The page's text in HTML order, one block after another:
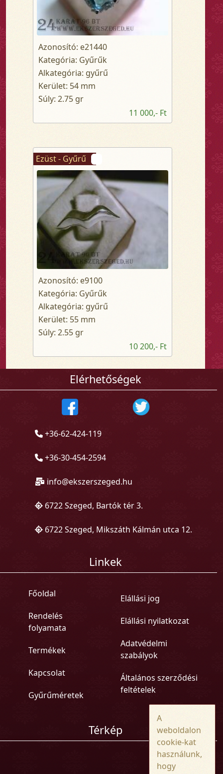
Azonosító: e21440
Kategória: Gyűrűk
Alkategória: gyűrű
Kerület: 54 mm
Súly: 2.75 gr
11 000,- Ft
Ezüst - Gyűrű
Azonosító: e9100
Kategória: Gyűrűk
Alkategória: gyűrű
Kerület: 55 mm
Súly: 2.55 gr
10 200,- Ft
Elérhetőségek
+36-62-424-119
+36-30-454-2594
info@ekszerszeged.hu
6722 Szeged, Bartók tér 3.
6722 Szeged, Mikszáth Kálmán utca 12.
Linkek
Főoldal
Rendelés
folyamata
Termékek
Kapcsolat
Gyűrűméretek
Elállási jog
Elállási nyilatkozat
Adatvédelmi
szabályok
Általános szerződési
feltételek
Térkép
A
weboldalon
cookie-kat
használunk,
hogy